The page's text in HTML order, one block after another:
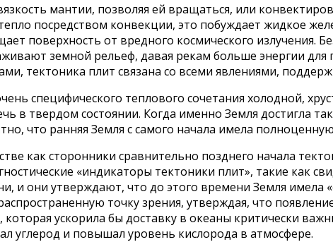
мантии, позволяя ей вращаться, или
посредством конвекции, это побуждает жидкое
поверхность от вредного космического излучения.
земной рельеф, давая рекам больше энергии
тектоника плит связана со всеми явлениями,
специфического теплового сочетания холодной,
в твердом состоянии. Когда именно Земля достигла
что ранняя Земля с самого начала имела
как сторонники сравнительно позднего начала
«индикаторы тектоники плит», такие как
и они утверждают, что до этого времени Земля
точку зрения, утверждая, что
ускорила бы доставку в океаны критически
углерод и повышал уровень кислорода в атмосфере.